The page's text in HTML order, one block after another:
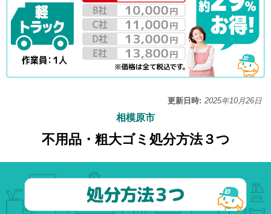
更新日時: 2025年10月26日
相模原市
不用品・粗大ゴミ処分方法３つ